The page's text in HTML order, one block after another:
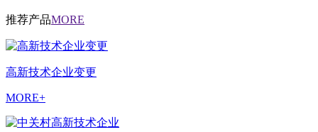
推荐产品MORE
高新技术企业变更
MORE+